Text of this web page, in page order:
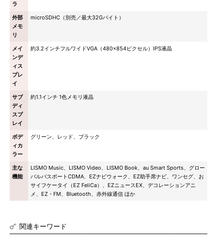
ラ
外部
メモ
リ
microSDHC（別売／最大32Gバイト）
メイ
ンデ
ィス
プレ
イ
約3.2インチフルワイドVGA（480×854ピクセル）IPS液晶
サブ
ディ
スプ
レイ
約1.1インチ 1色メモリ液晶
ボデ
ィカ
ラー
グリーン、レッド、ブラック
主な
機能
LISMO Music、LISMO Video、LISMO Book、au Smart Sports、グロー
バルパスポートCDMA、EZナビウォーク、EZ助手席ナビ、ワンセグ、お
サイフケータイ（EZ FeliCa）、EZニュースEX、デコレーションアニ
メ、EZ・FM、Bluetooth、赤外線通信 ほか
関連キーワード